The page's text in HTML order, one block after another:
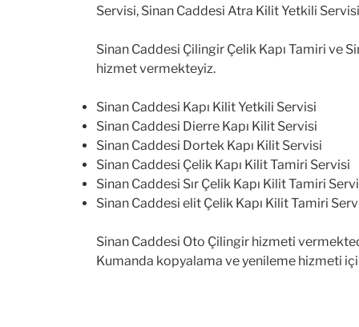
Servisi, Sinan Caddesi Atra Kilit Yetkili
Sinan Caddesi Çilingir Çelik Kapı Tamiri ve
hizmet vermekteyiz.
Sinan Caddesi Kapı Kilit Yetkili Servisi
Sinan Caddesi Dierre Kapı Kilit Servisi
Sinan Caddesi Dortek Kapı Kilit Servisi
Sinan Caddesi Çelik Kapı Kilit Tamiri Servisi
Sinan Caddesi Sır Çelik Kapı Kilit Tamiri
Sinan Caddesi elit Çelik Kapı Kilit Tamiri
Sinan Caddesi Oto Çilingir hizmeti
Kumanda kopyalama ve yenileme hizmeti